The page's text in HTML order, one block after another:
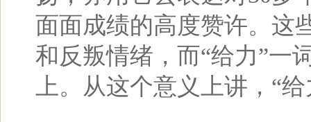
面面成绩的高度赞许。这
和反叛情绪，而“给力”一
上。从这个意义上讲，“